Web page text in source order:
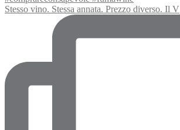
Stesso vino. Stessa annata. Prezzo diverso. Il V